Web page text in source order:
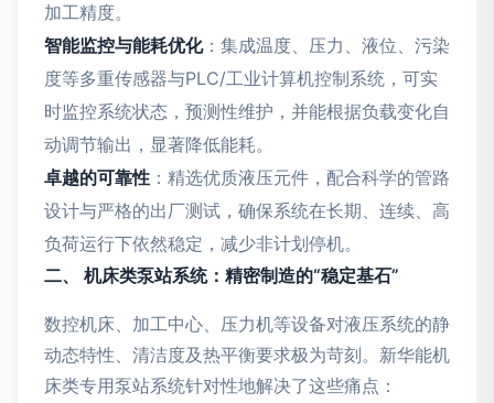
加工精度。
智能监控与能耗优化：集成温度、压力、液位、污染
度等多重传感器与PLC/工业计算机控制系统，可实
时监控系统状态，预测性维护，并能根据负载变化自
动调节输出，显著降低能耗。
卓越的可靠性 ：精选优质液压元件，配合科学的管路
设计与严格的出厂测试，确保系统在长期、连续、高
负荷运行下依然稳定，减少非计划停机。
二、 机床类泵站系统：精密制造的“稳定基石”
数控机床、加工中心、压力机等设备对液压系统的静
动态特性、清洁度及热平衡要求极为苛刻。新华能机
床类专用泵站系统针对性地解决了这些痛点：